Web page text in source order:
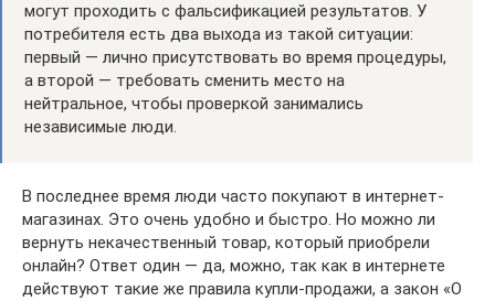
могут проходить с фальсификацией результатов. У
потребителя есть два выхода из такой ситуации:
первый — лично присутствовать во время процедуры,
а второй — требовать сменить место на
нейтральное, чтобы проверкой занимались
независимые люди.
В последнее время люди часто покупают в интернет-
магазинах. Это очень удобно и быстро. Но можно ли
вернуть некачественный товар, который приобрели
онлайн? Ответ один — да, можно, так как в интернете
действуют такие же правила купли-продажи, а закон «О